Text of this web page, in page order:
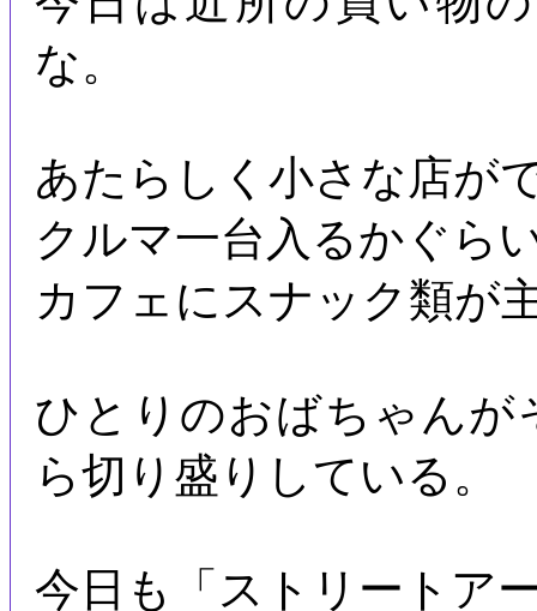
な。
あたらしく小さな店が
クルマ一台入るかぐら
カフェにスナック類が
ひとりのおばちゃんが
ら切り盛りしている。
今日も「ストリートア